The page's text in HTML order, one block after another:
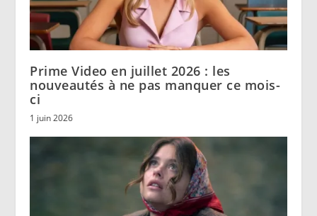
Prime Video en juillet 2026 : les
nouveautés à ne pas manquer ce mois-
ci
1 juin 2026